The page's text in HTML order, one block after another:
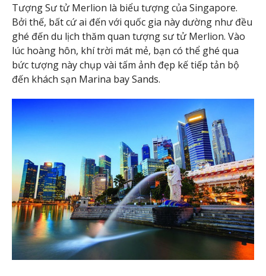
Tượng Sư tử Merlion là biểu tượng của Singapore.
Bởi thế, bất cứ ai đến với quốc gia này dường như đều
ghé đến du lịch thăm quan tượng sư tử Merlion. Vào
lúc hoàng hôn, khí trời mát mẻ, bạn có thể ghé qua
bức tượng này chụp vài tấm ảnh đẹp kế tiếp tản bộ
đến khách sạn Marina bay Sands.